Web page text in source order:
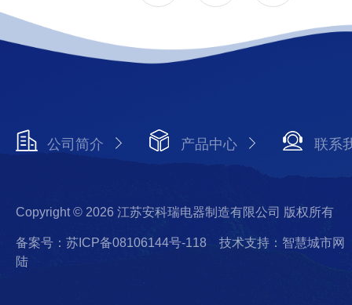
公司简介 产品中心 联系
Copyright © 2026 江苏安科瑞电器制造有限公司 版权所有
备案号：苏ICP备08106144号-118
技术支持：智慧城市网
陆